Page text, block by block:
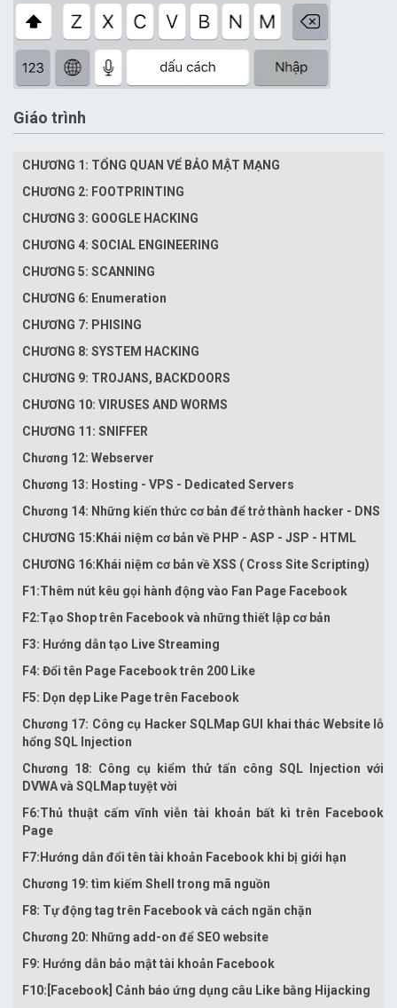
Giáo trình
CHƯƠNG 1: TỔNG QUAN VỂ BẢO MẬT MẠNG
CHƯƠNG 2: FOOTPRINTING
CHƯƠNG 3: GOOGLE HACKING
CHƯƠNG 4: SOCIAL ENGINEERING
CHƯƠNG 5: SCANNING
CHƯƠNG 6: Enumeration
CHƯƠNG 7: PHISING
CHƯƠNG 8: SYSTEM HACKING
CHƯƠNG 9: TROJANS, BACKDOORS
CHƯƠNG 10: VIRUSES AND WORMS
CHƯƠNG 11: SNIFFER
Chương 12: Webserver
Chương 13: Hosting - VPS - Dedicated Servers
Chương 14: Những kiến thức cơ bản để trở thành hacker - DNS
CHƯƠNG 15:Khái niệm cơ bản về PHP - ASP - JSP - HTML
CHƯƠNG 16:Khái niệm cơ bản về XSS ( Cross Site Scripting)
F1:Thêm nút kêu gọi hành động vào Fan Page Facebook
F2:Tạo Shop trên Facebook và những thiết lập cơ bản
F3: Hướng dẫn tạo Live Streaming
F4: Đổi tên Page Facebook trên 200 Like
F5: Dọn dẹp Like Page trên Facebook
Chương 17: Công cụ Hacker SQLMap GUI khai thác Website lỗ
hổng SQL Injection
Chương 18: Công cụ kiểm thử tấn công SQL Injection với
DVWA và SQLMap tuyệt vời
F6:Thủ thuật cấm vĩnh viễn tài khoản bất kì trên Facebook
Page
F7:Hướng dẫn đổi tên tài khoản Facebook khi bị giới hạn
Chương 19: tìm kiếm Shell trong mã nguồn
F8: Tự động tag trên Facebook và cách ngăn chặn
Chương 20: Những add-on để SEO website
F9: Hướng dẫn bảo mật tài khoản Facebook
F10:[Facebook] Cảnh báo ứng dụng câu Like bằng Hijacking